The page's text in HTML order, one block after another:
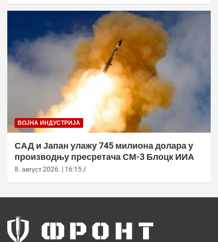
ВОЈНА ИНДУСТРИЈА
САД и Јапан улажу 745 милиона долара у
производњу пресретача СМ-3 Блоцк ИИА
8. август 2026. | 16:15